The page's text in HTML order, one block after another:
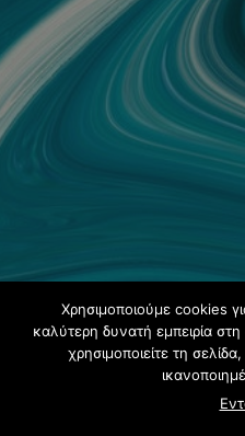
Χρησιμοποιούμε cookies
καλύτερη δυνατή εμπειρία
χρησιμοποιείτε τη